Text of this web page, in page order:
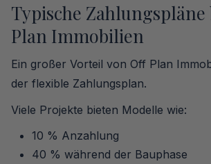
Typische Zahlungspläne
Plan Immobilien
Ein großer Vorteil von Off Plan
der flexible Zahlungsplan.
Viele Projekte bieten Modelle wie:
10 % Anzahlung
40 % während der Bauphase